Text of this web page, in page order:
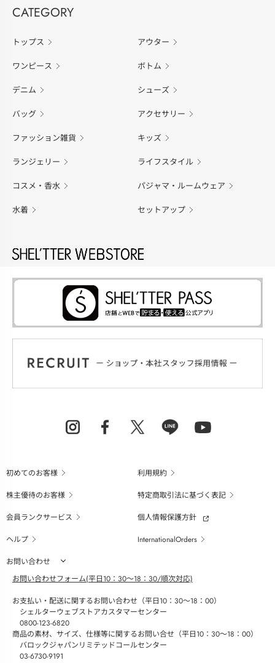
CATEGORY
トップス アウター
ワンピース ボトム
デニム シューズ
バッグ アクセサリー
ファッション雑貨 キッズ
ランジェリー ライフスタイル
コスメ・香水 パジャマ・ルームウェア
水着 セットアップ
初めてのお客様
利用規約
株主優待のお客様
特定商取引法に基づく表記
会員ランクサービス
個人情報保護方針
ヘルプ
InternationalOrders
お問い合わせ
お問い合わせフォーム(平日10：30～18：30/順次対応)
お支払い・配送に関するお問い合わせ（平日10：30～18：00）
シェルターウェブストアカスタマーセンター
0800-123-6820
商品の素材、サイズ、仕様等に関するお問い合せ（平日10：30～18：00）
バロックジャパンリミテッドコールセンター
03-6730-9191